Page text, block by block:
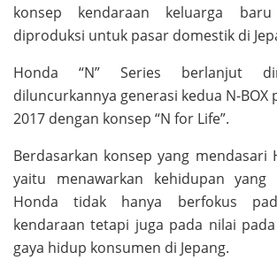
konsep kendaraan keluarga
diproduksi untuk pasar domestik di
Honda “N” Series berlanjut
diluncurkannya generasi kedua N-BOX
2017 dengan konsep “N for Life”.
Berdasarkan konsep yang mendasari
yaitu menawarkan kehidupan yang
Honda tidak hanya berfokus
kendaraan tetapi juga pada nilai
gaya hidup konsumen di Jepang.